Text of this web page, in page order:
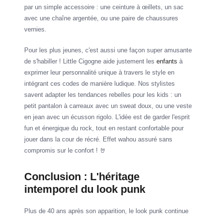
par un simple accessoire : une ceinture à œillets, un sac
avec une chaîne argentée, ou une paire de chaussures
vernies.
Pour les plus jeunes, c'est aussi une façon super amusante
de s'habiller ! Little Cigogne aide justement les enfants à
exprimer leur personnalité unique à travers le style en
intégrant ces codes de manière ludique. Nos stylistes
savent adapter les tendances rebelles pour les kids : un
petit pantalon à carreaux avec un sweat doux, ou une veste
en jean avec un écusson rigolo. L'idée est de garder l'esprit
fun et énergique du rock, tout en restant confortable pour
jouer dans la cour de récré. Effet wahou assuré sans
compromis sur le confort ! 🤘
Conclusion : L'héritage
intemporel du look punk
Plus de 40 ans après son apparition, le look punk continue